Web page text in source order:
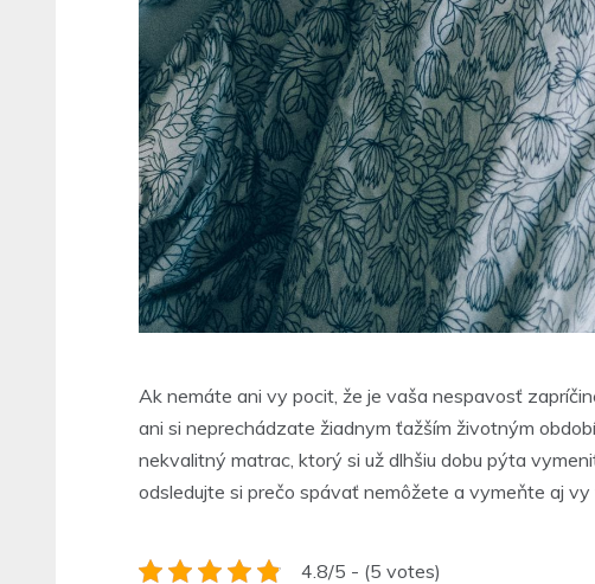
Ak nemáte ani vy pocit, že je vaša nespavosť
ani si neprechádzate žiadnym ťažším životným
nekvalitný matrac, ktorý si už dlhšiu dobu pýta
odsledujte si prečo spávať nemôžete a vymeňte aj
4.8/5 - (5 votes)